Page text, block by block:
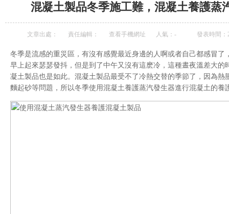
混凝土製品冬季施工難，混凝土養護蒸
文章出處： 責任編輯： 查看手機網址 人氣： - 發表時間：
冬季是流感的重災區，有沒有感覺最近身邊的人啊或者自己都感冒了
早上起來瑟瑟發抖，但是到了中午又沒有這麽冷，這種晝夜溫差大的
凝土製品也是如此。混凝土製品最受不了冷熱交替的季節了，因為熱
麵起砂等問題，所以冬季使用混凝土養護蒸汽發生器進行混凝土的養